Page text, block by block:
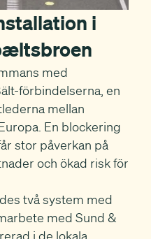
i
med
förbindelserna, en
mellan
En blockering
stor påverkan på
och ökad risk för
två system med
med Sund &
i de lokala